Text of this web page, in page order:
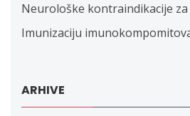
Neurološke kontraindikacije za
Imunizaciju
ARHIVE